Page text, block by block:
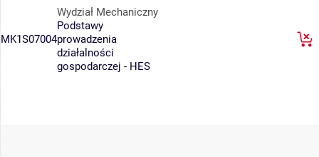
MK1S07004
Wydział Mechaniczny
Podstawy
prowadzenia
działalności
gospodarczej - HES